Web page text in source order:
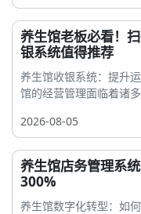
养生馆老板必看！
银系统值得推荐
养生馆收银系统：提升
馆的经营管理面临着诸
2026-08-05
养生馆店务管理系
300%
养生馆数字化转型：如